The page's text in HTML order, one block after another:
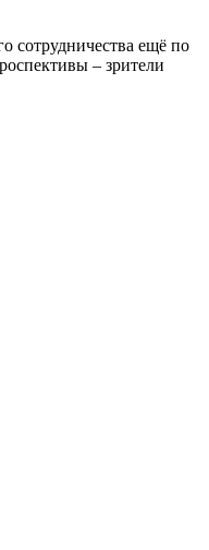
сотрудничества ещё по
– зрители